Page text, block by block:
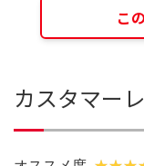
こ
カスタマー